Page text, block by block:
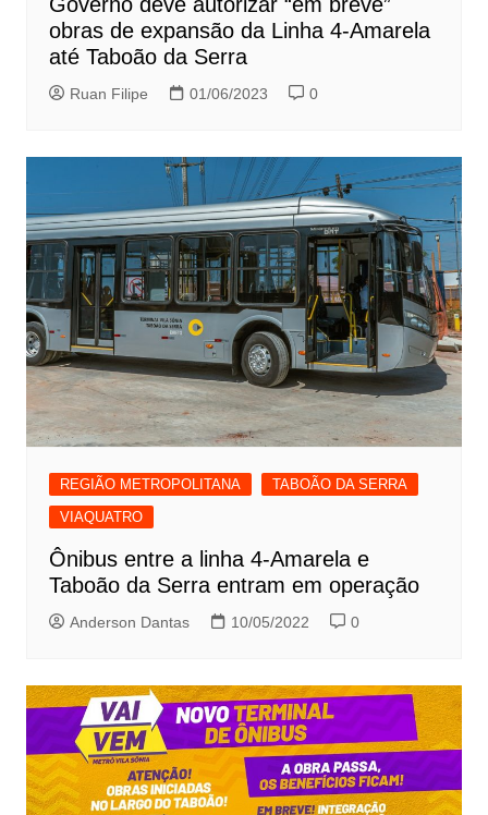
obras de expansão da Linha 4-Amarela
até Taboão da Serra
Ruan Filipe 01/06/2023 0
REGIÃO METROPOLITANA
TABOÃO DA SERRA
VIAQUATRO
Ônibus entre a linha 4-Amarela e
Taboão da Serra entram em operação
Anderson Dantas 10/05/2022 0